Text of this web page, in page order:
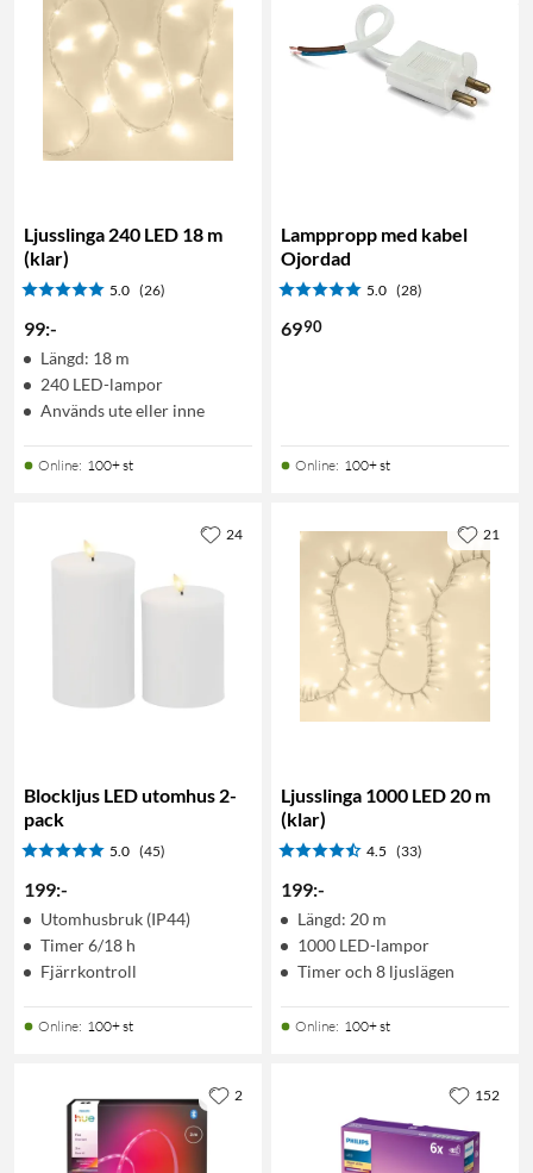
Ljusslinga 240 LED 18 m
(klar)
5.0 (26)
99:-
Längd: 18 m
240 LED-lampor
Används ute eller inne
Online: 100+ st
Lamppropp med kabel
Ojordad
5.0 (28)
6990
Online: 100+ st
Blockljus LED utomhus 2-
pack
5.0 (45)
199:-
Utomhusbruk (IP44)
Timer 6/18 h
Fjärrkontroll
Online: 100+ st
24
Ljusslinga 1000 LED 20 m
(klar)
4.5 (33)
199:-
Längd: 20 m
1000 LED-lampor
Timer och 8 ljuslägen
Online: 100+ st
21
2 152